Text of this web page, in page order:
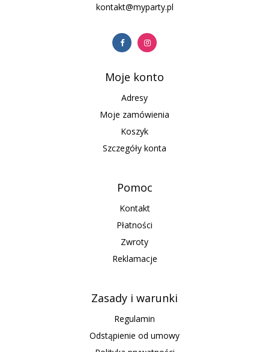
kontakt@myparty.pl
Moje konto
Adresy
Moje zamówienia
Koszyk
Szczegóły konta
Pomoc
Kontakt
Płatności
Zwroty
Reklamacje
Zasady i warunki
Regulamin
Odstąpienie od umowy